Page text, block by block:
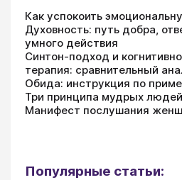
Как успокоить
Духовность: путь добра,
умного действия
Синтон-подход и
терапия: сравнительный
Обида: инструкция по
Три принципа мудрых людей
Манифест послушания
Популярные статьи: